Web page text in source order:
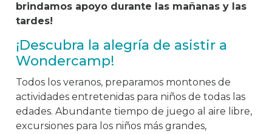
brindamos apoyo durante las mañanas y las
tardes!
¡Descubra la alegría de asistir a
Wondercamp!
Todos los veranos, preparamos montones de
actividades entretenidas para niños de todas las
edades. Abundante tiempo de juego al aire libre,
excursiones para los niños más grandes,